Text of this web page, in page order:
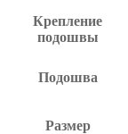
Крепление
подошвы
Подошва
Размер